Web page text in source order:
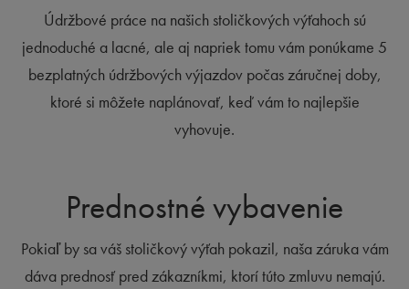
Údržbové práce na našich stoličkových výťahoch sú
jednoduché a lacné, ale aj napriek tomu vám ponúkame 5
bezplatných údržbových výjazdov počas záručnej doby,
ktoré si môžete naplánovať, keď vám to najlepšie
vyhovuje.
Prednostné vybavenie
Pokiaľ by sa váš stoličkový výťah pokazil, naša záruka vám
dáva prednosť pred zákazníkmi, ktorí túto zmluvu nemajú.